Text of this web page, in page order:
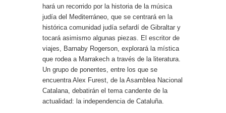
hará un recorrido por la historia de la música
judía del Mediterráneo, que se centrará en la
histórica comunidad judía sefardí de Gibraltar y
tocará asimismo algunas piezas. El escritor de
viajes, Barnaby Rogerson, explorará la mística
que rodea a Marrakech a través de la literatura.
Un grupo de ponentes, entre los que se
encuentra Alex Furest, de la Asamblea Nacional
Catalana, debatirán el tema candente de la
actualidad: la independencia de Cataluña.